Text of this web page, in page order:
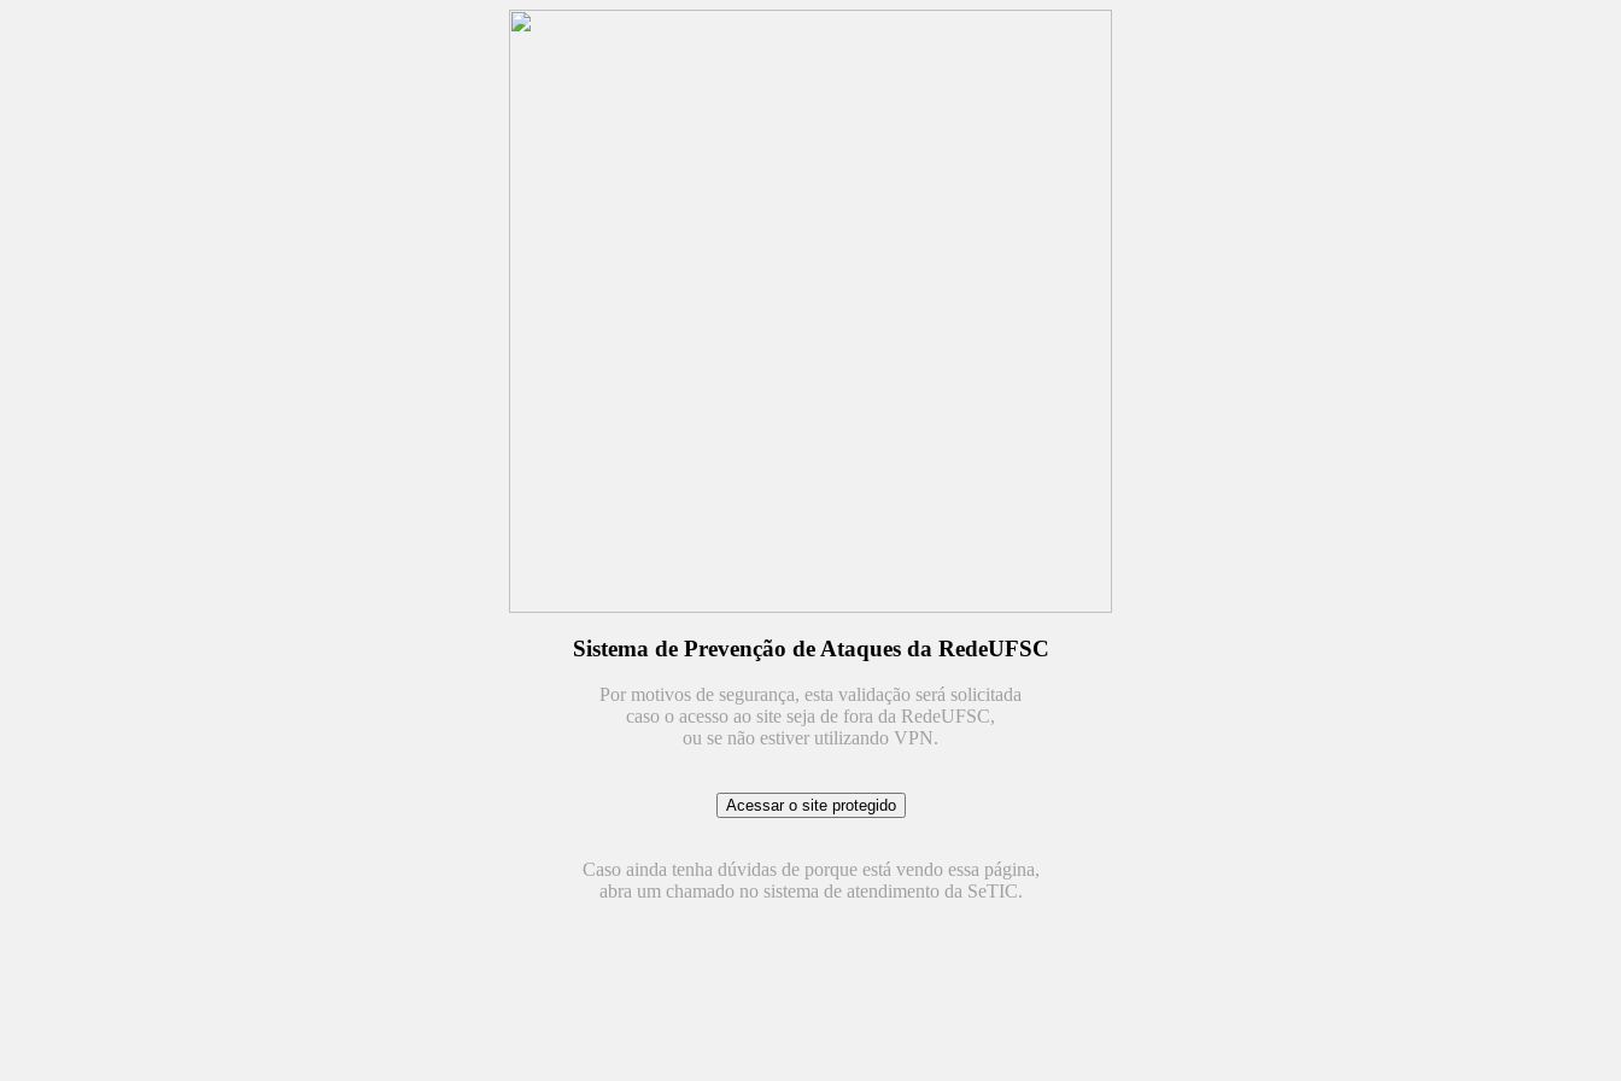
Sistema de Prevenção de Ataques da RedeUFSC
Por motivos de segurança, esta validação será solicitada
caso o acesso ao site seja de fora da RedeUFSC,
ou se não estiver utilizando VPN.
Caso ainda tenha dúvidas de porque está vendo essa página,
abra um chamado no sistema de atendimento da SeTIC.